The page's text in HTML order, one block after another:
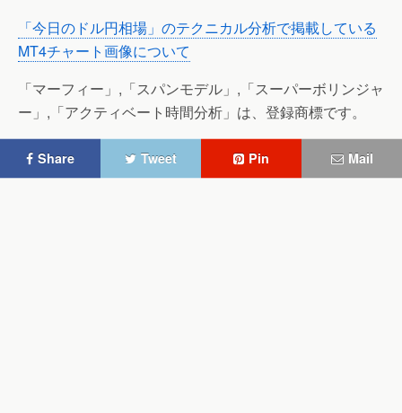
「今日のドル円相場」のテクニカル分析で掲載している
MT4チャート画像について
「マーフィー」,「スパンモデル」,「スーパーボリンジャ
ー」,「アクティベート時間分析」は、登録商標です。
Share Tweet Pin Mail